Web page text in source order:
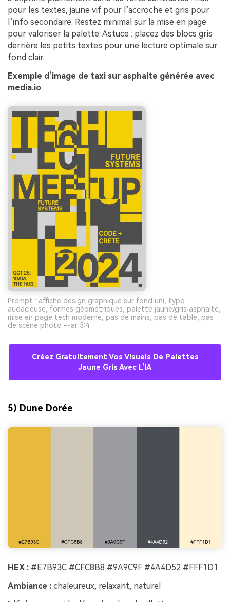
pour les textes, jaune vif pour l’accroche et gris pour
l’info secondaire. Restez minimal sur la mise en page
pour valoriser la palette. Astuce : placez des blocs gris
derrière les petits textes pour une lecture optimale sur
fond clair.
Exemple d’image de taxi sur asphalte générée avec
media.io
Prompt : affiche design graphique sur fond uni, typo
audacieuse, formes géométriques, palette jaune/gris asphalte,
mise en page tech moderne, pas de mains, pas de table, pas
de scène photo --ar 3:4
Créez Gratuitement Vos Visuels De Palettes
Jaune Gris Avec L’IA
5) Dune Dorée
HEX : #E7B93C #CFC8B8 #9A9C9F #4A4D52 #FFF1D1
Ambiance : chaleureux, relaxant, naturel